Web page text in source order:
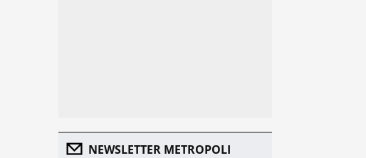
NEWSLETTER METROPOLI